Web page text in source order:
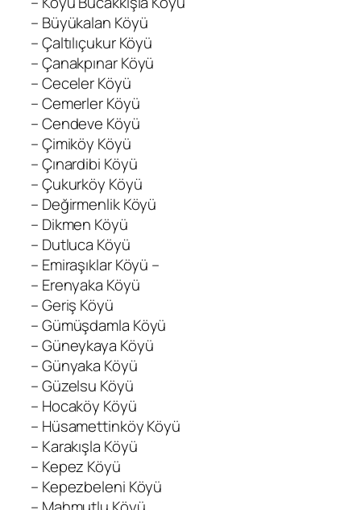
– Büyükalan Köyü
– Çaltılıçukur Köyü
– Çanakpınar Köyü
– Ceceler Köyü
– Cemerler Köyü
– Cendeve Köyü
– Çimiköy Köyü
– Çınardibi Köyü
– Çukurköy Köyü
– Değirmenlik Köyü
– Dikmen Köyü
– Dutluca Köyü
– Emiraşıklar Köyü –
– Erenyaka Köyü
– Geriş Köyü
– Gümüşdamla Köyü
– Güneykaya Köyü
– Günyaka Köyü
– Güzelsu Köyü
– Hocaköy Köyü
– Hüsamettinköy Köyü
– Karakışla Köyü
– Kepez Köyü
– Kepezbeleni Köyü